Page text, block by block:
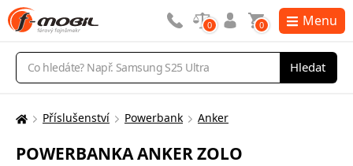
Vyhledávání
Hledat
0 0 Menu
Zde
nacházíte:
Příslušenství Powerbank Anker
POWERBANKA ANKER ZOLO